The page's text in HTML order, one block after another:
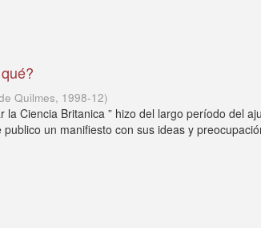
Quilmes, 1998-12)
la Ciencia Britanica ” hizo del largo período del
un manifiesto con sus ideas y